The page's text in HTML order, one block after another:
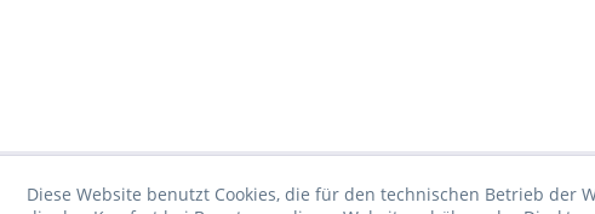
Diese Website benutzt Cookies, die für den technischen Betrieb der